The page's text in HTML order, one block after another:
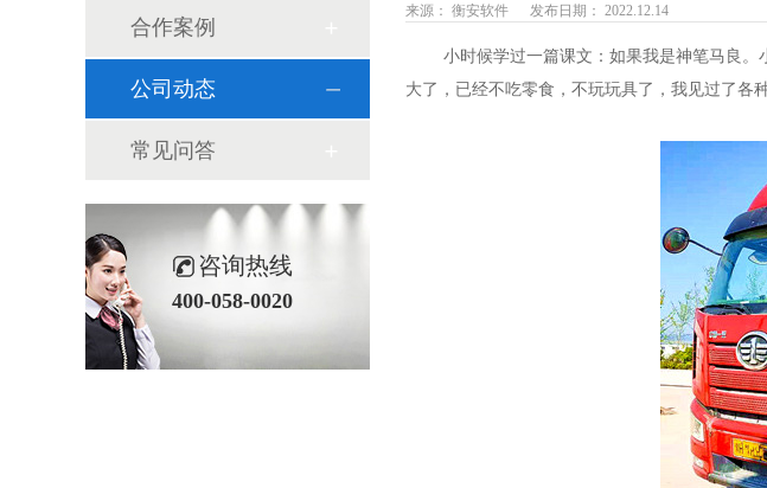
来源： 衡安软件 发布日期： 2022.12.14
小时候学过一篇课文：如果我是神笔马良。小
大了，已经不吃零食，不玩玩具了，我见过了各
合作案例
公司动态
常见问答
咨询热线
400-058-0020